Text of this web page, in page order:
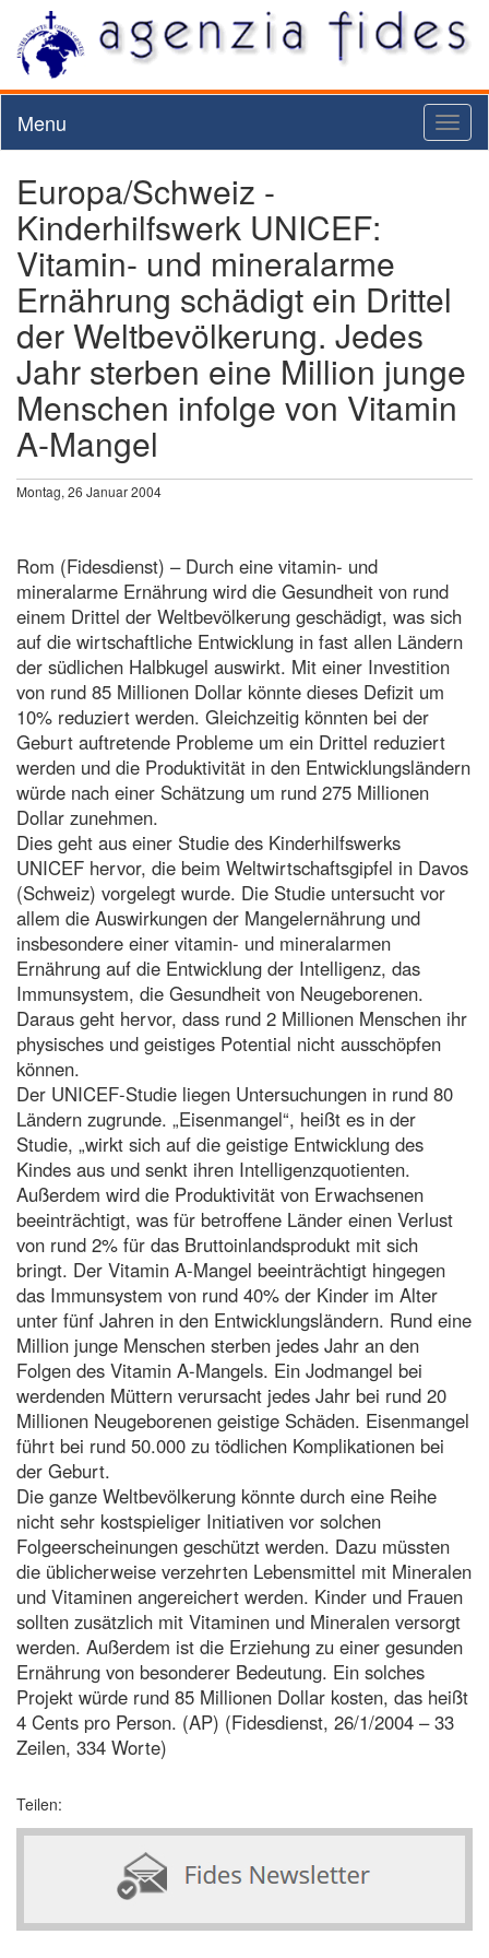
Menu
Europa/Schweiz -
Kinderhilfswerk UNICEF:
Vitamin- und mineralarme
Ernährung schädigt ein Drittel
der Weltbevölkerung. Jedes
Jahr sterben eine Million junge
Menschen infolge von Vitamin
A-Mangel
Montag, 26 Januar 2004
Rom (Fidesdienst) – Durch eine vitamin- und
mineralarme Ernährung wird die Gesundheit von rund
einem Drittel der Weltbevölkerung geschädigt, was sich
auf die wirtschaftliche Entwicklung in fast allen Ländern
der südlichen Halbkugel auswirkt. Mit einer Investition
von rund 85 Millionen Dollar könnte dieses Defizit um
10% reduziert werden. Gleichzeitig könnten bei der
Geburt auftretende Probleme um ein Drittel reduziert
werden und die Produktivität in den Entwicklungsländern
würde nach einer Schätzung um rund 275 Millionen
Dollar zunehmen.
Dies geht aus einer Studie des Kinderhilfswerks
UNICEF hervor, die beim Weltwirtschaftsgipfel in Davos
(Schweiz) vorgelegt wurde. Die Studie untersucht vor
allem die Auswirkungen der Mangelernährung und
insbesondere einer vitamin- und mineralarmen
Ernährung auf die Entwicklung der Intelligenz, das
Immunsystem, die Gesundheit von Neugeborenen.
Daraus geht hervor, dass rund 2 Millionen Menschen ihr
physisches und geistiges Potential nicht ausschöpfen
können.
Der UNICEF-Studie liegen Untersuchungen in rund 80
Ländern zugrunde. „Eisenmangel“, heißt es in der
Studie, „wirkt sich auf die geistige Entwicklung des
Kindes aus und senkt ihren Intelligenzquotienten.
Außerdem wird die Produktivität von Erwachsenen
beeinträchtigt, was für betroffene Länder einen Verlust
von rund 2% für das Bruttoinlandsprodukt mit sich
bringt. Der Vitamin A-Mangel beeinträchtigt hingegen
das Immunsystem von rund 40% der Kinder im Alter
unter fünf Jahren in den Entwicklungsländern. Rund eine
Million junge Menschen sterben jedes Jahr an den
Folgen des Vitamin A-Mangels. Ein Jodmangel bei
werdenden Müttern verursacht jedes Jahr bei rund 20
Millionen Neugeborenen geistige Schäden. Eisenmangel
führt bei rund 50.000 zu tödlichen Komplikationen bei
der Geburt.
Die ganze Weltbevölkerung könnte durch eine Reihe
nicht sehr kostspieliger Initiativen vor solchen
Folgeerscheinungen geschützt werden. Dazu müssten
die üblicherweise verzehrten Lebensmittel mit Mineralen
und Vitaminen angereichert werden. Kinder und Frauen
sollten zusätzlich mit Vitaminen und Mineralen versorgt
werden. Außerdem ist die Erziehung zu einer gesunden
Ernährung von besonderer Bedeutung. Ein solches
Projekt würde rund 85 Millionen Dollar kosten, das heißt
4 Cents pro Person. (AP) (Fidesdienst, 26/1/2004 – 33
Zeilen, 334 Worte)
Teilen: